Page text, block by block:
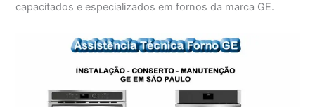
capacitados e especializados em fornos da marca GE.